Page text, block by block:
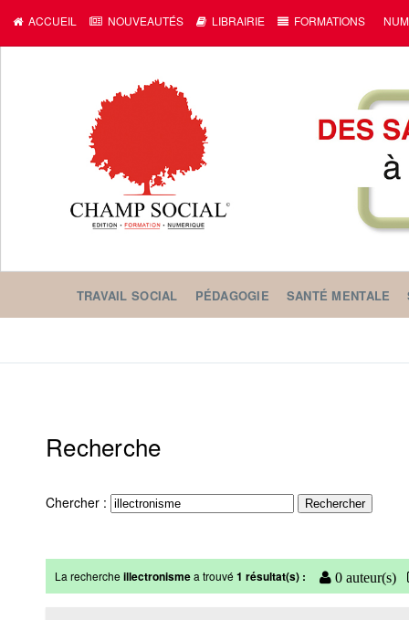
ACCUEIL NOUVEAUTÉS LIBRAIRIE FORMATIONS
TRAVAIL SOCIAL PÉDAGOGIE SANTÉ MENTALE
Recherche
Chercher :
La rechercheillectronismea trouvé1 résultat(s) : 0 auteur(s)